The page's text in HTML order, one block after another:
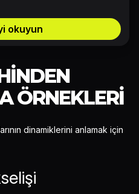
okuyun
ÖRNEKLERI
dinamiklerini anlamak için